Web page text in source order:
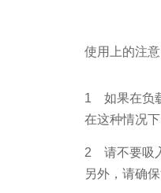
使用上的注意
1 如果在负
在这种情况
2 请不要吸
另外，请确